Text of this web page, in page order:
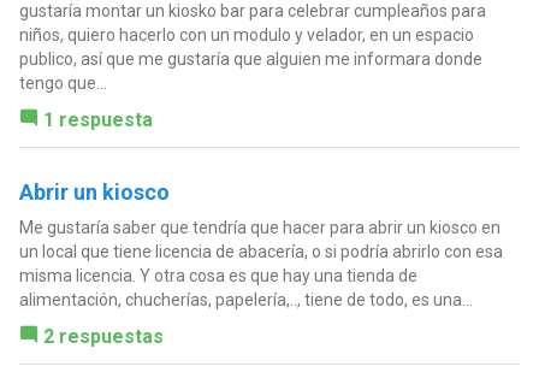
gustaría montar un kiosko bar para celebrar cumpleaños para
niños, quiero hacerlo con un modulo y velador, en un espacio
publico, así que me gustaría que alguien me informara donde
tengo que...
1 respuesta
Abrir un kiosco
Me gustaría saber que tendría que hacer para abrir un kiosco en
un local que tiene licencia de abacería, o si podría abrirlo con esa
misma licencia. Y otra cosa es que hay una tienda de
alimentación, chucherías, papelería,.., tiene de todo, es una...
2 respuestas